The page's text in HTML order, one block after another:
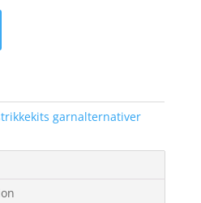
garnalternativer